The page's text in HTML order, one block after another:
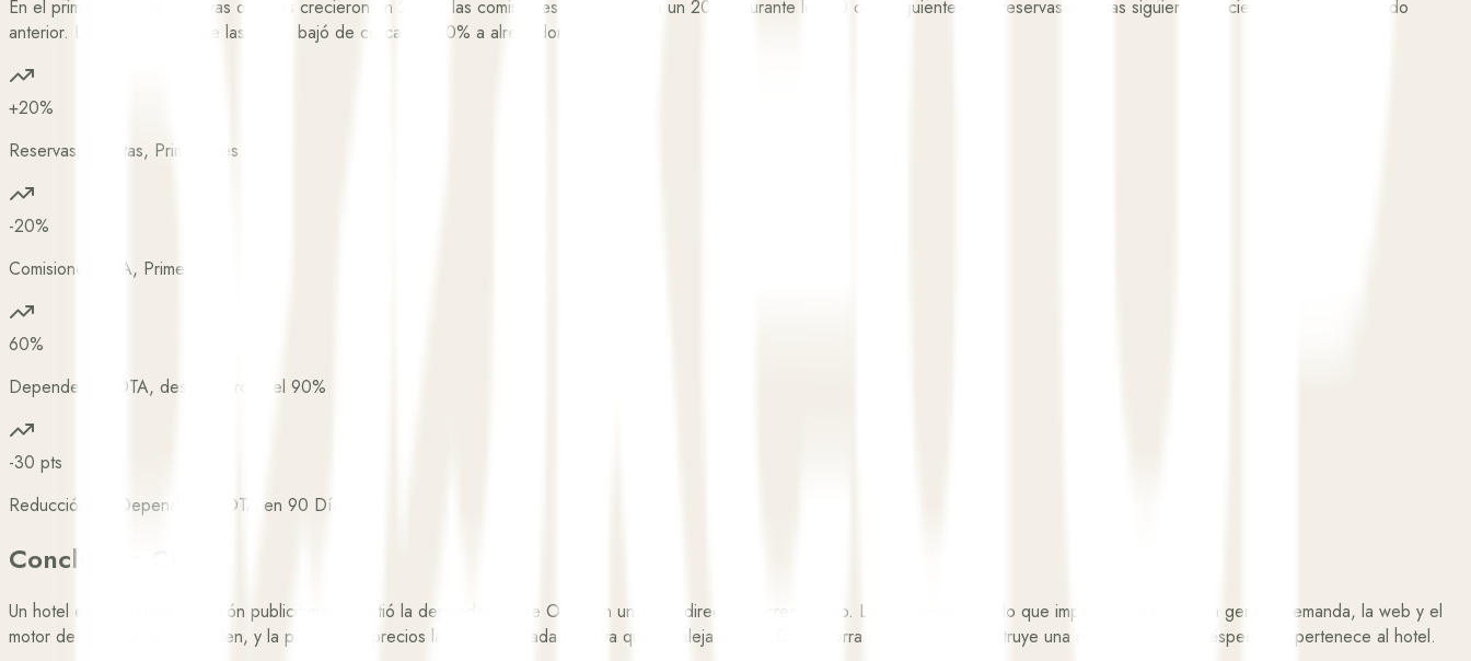
En el primer mes, las reservas directas crecieron un 20% y las comisiones OTA cayeron un 20%. Durante los 90 días siguientes, las reservas directas siguieron creciendo frente al periodo
anterior. La dependencia de las OTAs bajó de cerca del 90% a alrededor del 60%.
+20%
Reservas Directas, Primer Mes
-20%
Comisiones OTA, Primer Mes
60%
Dependencia OTA, desde Cerca del 90%
-30 pts
Reducción de Dependencia OTA en 90 Días
Conclusión Clave
Un hotel en su primera inversión publicitaria convirtió la dependencia de OTAs en un canal directo en crecimiento. La combinación es lo que importa: el paid media genera demanda, la web y el
motor de reservas la convierten, y la paridad de precios la protege. Cada reserva que se aleja de una OTA ahorra comisiones y construye una relación con el huésped que pertenece al hotel.